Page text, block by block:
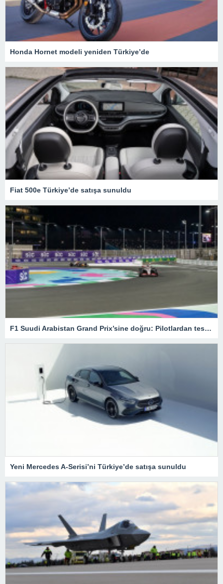
Honda Hornet modeli yeniden Türkiye’de
Fiat 500e Türkiye’de satışa sunuldu
F1 Suudi Arabistan Grand Prix’sine doğru: Pilotlardan test sürüşleri – Son Dakika Spor Haberleri
Yeni Mercedes A-Serisi’ni Türkiye’de satışa sunuldu